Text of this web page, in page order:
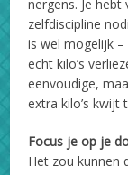
nergens. Je
zelfdiscipline
is wel mogelijk
echt kilo’s
eenvoudige,
extra kilo’s kwijt
Focus je op je
Het zou kunnen